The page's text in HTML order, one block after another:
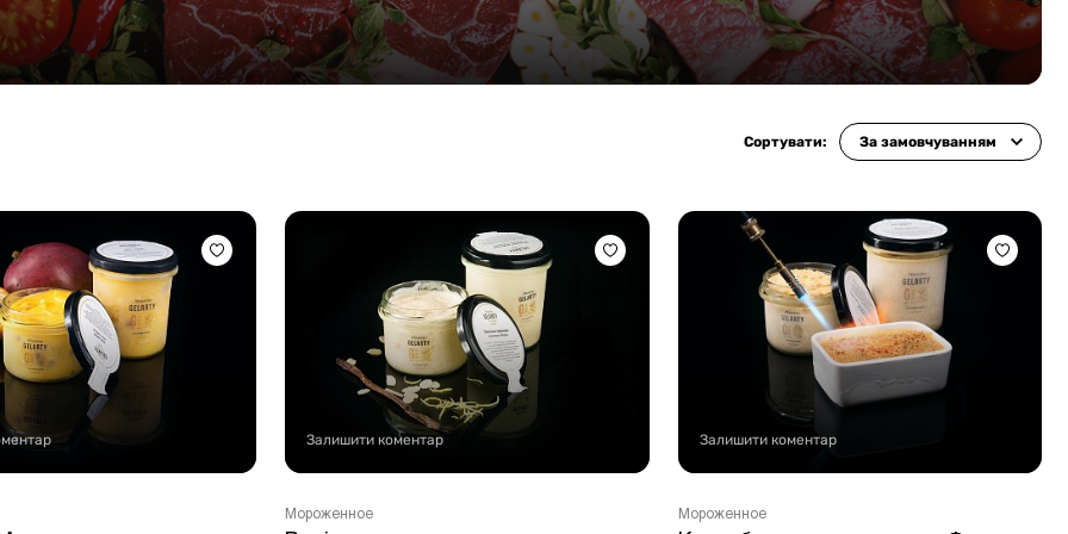
Стейки Клаб
Стейки Особуко
Стейки Спешл
Стейк бокси
Сортувати: За замовчуванням
Залишити коментар
Мороженное
Залишити коментар
Мороженное